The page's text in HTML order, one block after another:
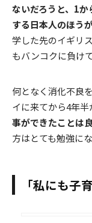
ないだろうと、1
する日本人のほう
学した先のイギリ
もバンコクに負け
何となく消化不良
イに来てから4年半
事ができたことは
方はとても勉強にな
「私にも子